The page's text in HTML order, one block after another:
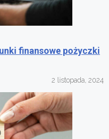
finansowe pożyczki
2 listopada, 2024